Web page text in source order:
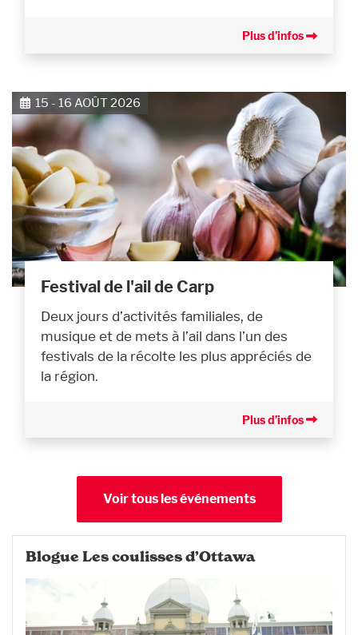
Plus d’infos
15 - 16 AOÛT 2026
Festival de l'ail de Carp
Deux jours d’activités familiales, de
musique et de mets à l’ail dans l’un des
festivals de la récolte les plus appréciés de
la région.
Plus d’infos
Voir tous les événements
Blogue Les coulisses d’Ottawa